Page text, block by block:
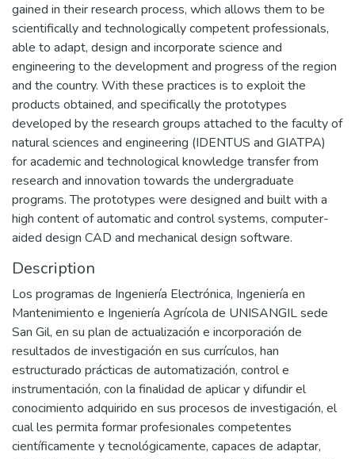
gained in their research process, which allows them to be
scientifically and technologically competent professionals,
able to adapt, design and incorporate science and
engineering to the development and progress of the region
and the country. With these practices is to exploit the
products obtained, and specifically the prototypes
developed by the research groups attached to the faculty of
natural sciences and engineering (IDENTUS and GIATPA)
for academic and technological knowledge transfer from
research and innovation towards the undergraduate
programs. The prototypes were designed and built with a
high content of automatic and control systems, computer-
aided design CAD and mechanical design software.
Description
Los programas de Ingeniería Electrónica, Ingeniería en
Mantenimiento e Ingeniería Agrícola de UNISANGIL sede
San Gil, en su plan de actualización e incorporación de
resultados de investigación en sus currículos, han
estructurado prácticas de automatización, control e
instrumentación, con la finalidad de aplicar y difundir el
conocimiento adquirido en sus procesos de investigación, el
cual les permita formar profesionales competentes
científicamente y tecnológicamente, capaces de adaptar,